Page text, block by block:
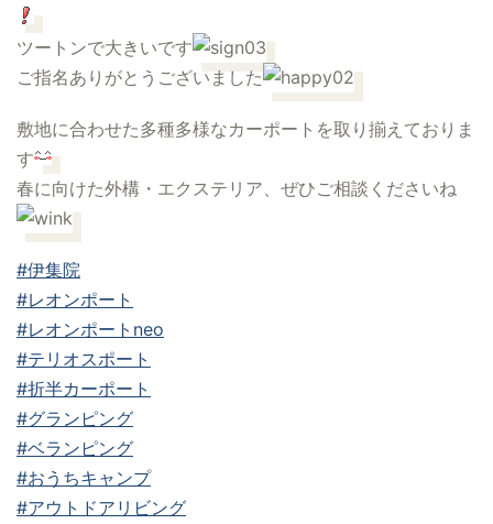
ツートンで大きいです
ご指名ありがとうございました
敷地に合わせた多種多様なカーポートを取り揃えておりま
す
春に向けた外構・エクステリア、ぜひご相談くださいね
#伊集院
#レオンポート
#レオンポートneo
#テリオスポート
#折半カーポート
#グランピング
#ベランピング
#おうちキャンプ
#アウトドアリビング